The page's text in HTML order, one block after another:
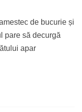
de bucurie și
pare să decurgă
apar